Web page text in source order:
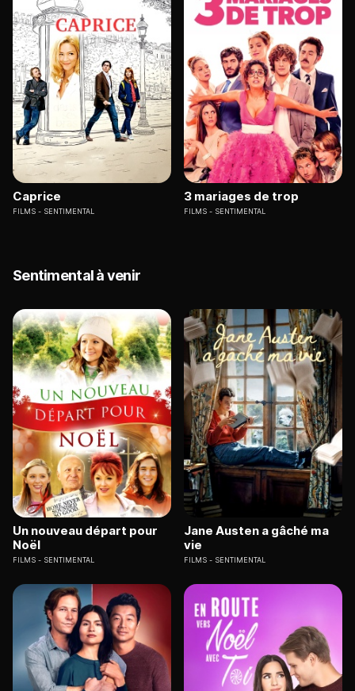
Caprice
FILMS SENTIMENTAL
3 mariages de trop
FILMS SENTIMENTAL
Sentimental à venir
Un nouveau départ pour
Noël
FILMS SENTIMENTAL
Jane Austen a gâché ma
vie
FILMS SENTIMENTAL